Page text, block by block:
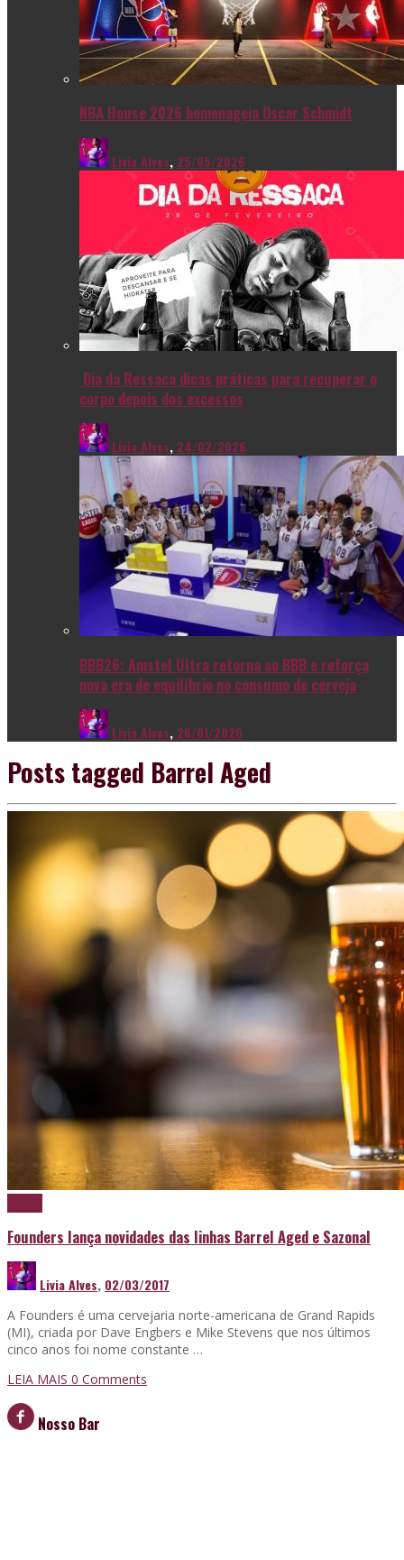
NBA House 2026 homenageia Oscar Schmidt
Livia Alves, 25/05/2026
Dia da Ressaca dicas práticas para recuperar o
corpo depois dos excessos
Livia Alves, 24/02/2026
BBB26: Amstel Ultra retorna ao BBB e reforça
nova era de equilíbrio no consumo de cerveja
Livia Alves, 26/01/2026
Posts tagged Barrel Aged
Founders lança novidades das linhas Barrel Aged e Sazonal
Livia Alves, 02/03/2017
A Founders é uma cervejaria norte-americana de Grand Rapids
(MI), criada por Dave Engbers e Mike Stevens que nos últimos
cinco anos foi nome constante …
LEIA MAIS 0 Comments
Nosso Bar